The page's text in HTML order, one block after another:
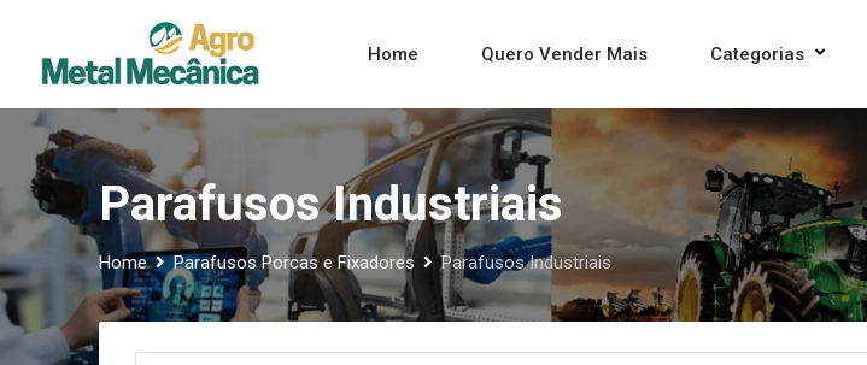
content
Home Quero Vender Mais Categorias
Parafusos Industriais
Home Parafusos Porcas e Fixadores Parafusos Industriais